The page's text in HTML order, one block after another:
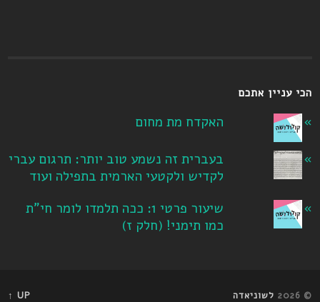
הכי עניין אתכם
האקדח מת מחום
בעברית זה נשמע טוב יותר: תרגום עברי
לקדיש ולקטעי הארמית בתפילה ועוד
שיעור פרטי 1: ככה תלמדו לומר חי"ת
כמו תימני! ‏(חלק ז‏)
© 2026 לשוניאדה UP ↑